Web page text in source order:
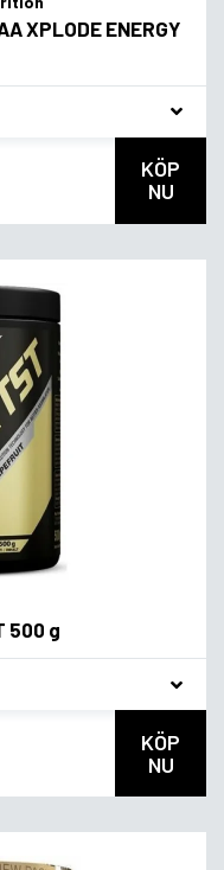
XPLODE ENERGY
KÖP
NU
500 g
KÖP
NU